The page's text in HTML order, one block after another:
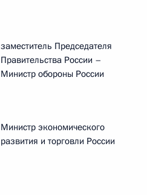
заместитель Председателя
Правительства России –
Министр обороны России
Министр экономического
развития и торговли России